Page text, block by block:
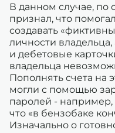
В данном случае, по
признал, что
создавать
личности
и дебетовые
владельца
Пополнять счета на
могли с помощью
паролей -
что «в бензобаке
Изначально о